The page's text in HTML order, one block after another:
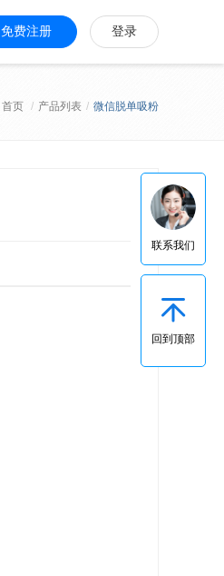
免费注册 登录
首页 / 产品列表 / 微信脱单吸粉
联系我们
回到顶部